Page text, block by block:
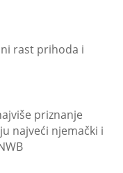
rast prihoda i
priznanje
najveći njemački i